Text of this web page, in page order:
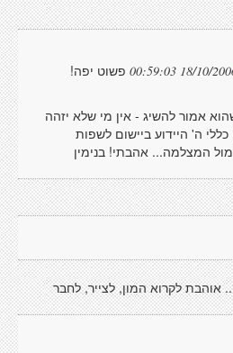
18/10/2006 פשוט יפה!
אמור להשיג - אין מי שלא יזהה
ה' היידוע ביישום לשפות
המצלמה... אהבתי! בנימין
אוהבת לקרוא המון, לצייר, לחבר